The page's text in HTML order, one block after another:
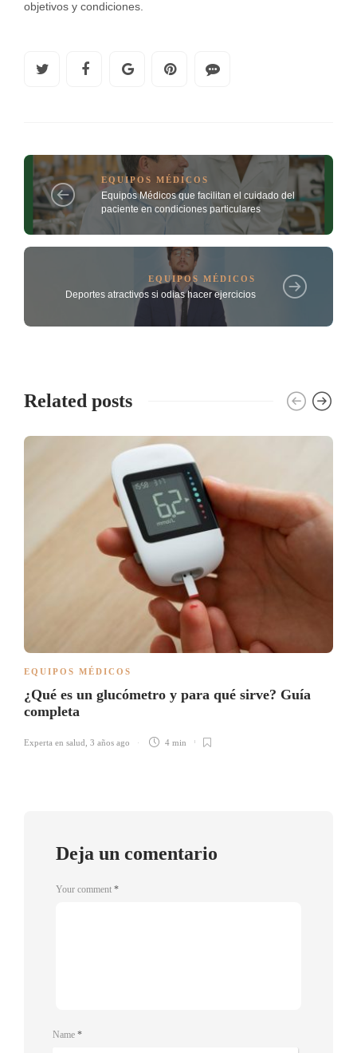
objetivos y condiciones.
EQUIPOS MÉDICOS
Equipos Médicos que facilitan el cuidado del
paciente en condiciones particulares
EQUIPOS MÉDICOS
Deportes atractivos si odias hacer ejercicios
Related posts
EQUIPOS MÉDICOS
¿Qué es un glucómetro y para qué sirve? Guía
completa
Experta en salud 3 años ago 4 min
Deja un comentario
Your comment *
Name *